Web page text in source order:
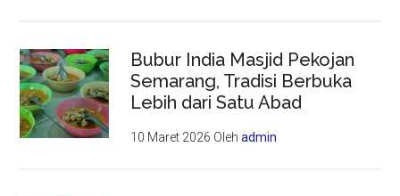
Bubur India Masjid Pekojan
Semarang, Tradisi Berbuka
Lebih dari Satu Abad
10 Maret 2026 Olehadmin